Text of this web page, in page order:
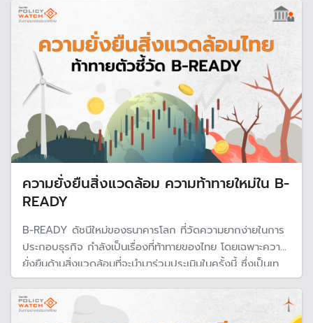
ความยั่งยืนสิ่งแวดล้อม ความท้าทายใหม่ใน B-
READY
B-READY ดัชนีใหม่ของธนาคารโลก ที่วัดความยากง่ายในการ
ประกอบธุรกิจ กำลังเป็นเรื่องที่ท้าทายของไทย โดยเฉพาะความ
ยั่งยืนด้านสิ่งแวดล้อมที่จะนำมาร่วมประเมินในครั้งนี้ ซึ่งเป็นเท
รนด์ที่ทั่วโลกใช้เป็นตัวกีดกันทางการค้า แต่ธุรกิจ SMEs ไทย
จำนวนมากกลับยังขาดความเข้าใจ อาจได้รับผลกระทบใน
อนาคต